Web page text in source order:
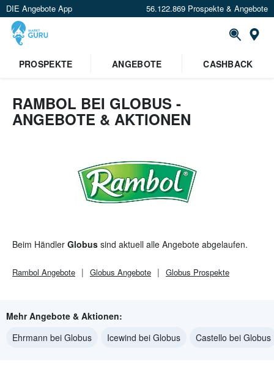
DIE Angebote App 56.122.869 Prospekte & Angebote
Standort festlegen
PROSPEKTE ANGEBOTE CASHBACK
RAMBOL BEI GLOBUS -
ANGEBOTE & AKTIONEN
Beim Händler Globus sind aktuell alle Angebote abgelaufen.
Rambol Angebote Globus Angebote Globus Prospekte
Mehr Angebote & Aktionen:
Ehrmann bei Globus
Icewind bei Globus Castello bei Globus